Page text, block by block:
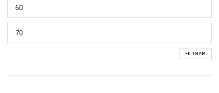
FILTRAR